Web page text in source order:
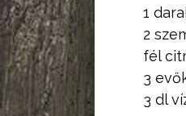
1
2
fél
3
3 dl